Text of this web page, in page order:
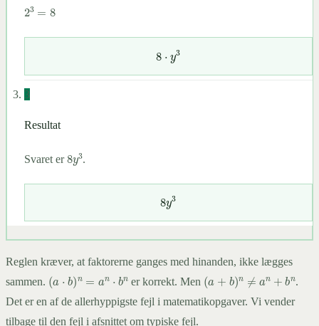
23
8⋅y3
3
Resultat
Svaret er 8y3.
8y3
Reglen kræver, at faktorerne ganges med hinanden, ikke lægges
sammen. ( b) n= b er korrekt. Men (a b )n≠ n b
.
Det er en af de allerhyppigste fejl i matematikopgaver. Vi vender
tilbage til den fejl i afsnittet om typiske fejl.